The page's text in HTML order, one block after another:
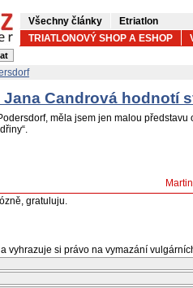
Všechny články
Etriatlon
TRIATLONOVÝ SHOP A ESHOP
Candrová hodnotí
měla jsem jen malou představu
gratuluju.
vyhrazuje si právo na vymazání